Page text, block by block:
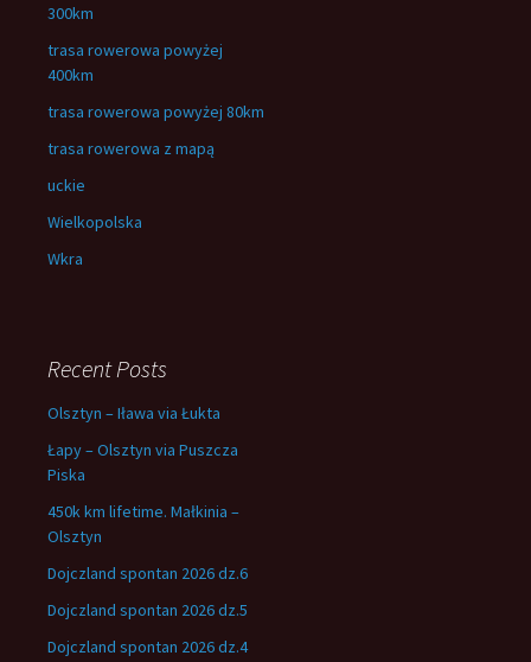
300km
trasa rowerowa powyżej
400km
trasa rowerowa powyżej 80km
trasa rowerowa z mapą
uckie
Wielkopolska
Wkra
Recent Posts
Olsztyn – Iława via Łukta
Łapy – Olsztyn via Puszcza
Piska
450k km lifetime. Małkinia –
Olsztyn
Dojczland spontan 2026 dz.6
Dojczland spontan 2026 dz.5
Dojczland spontan 2026 dz.4